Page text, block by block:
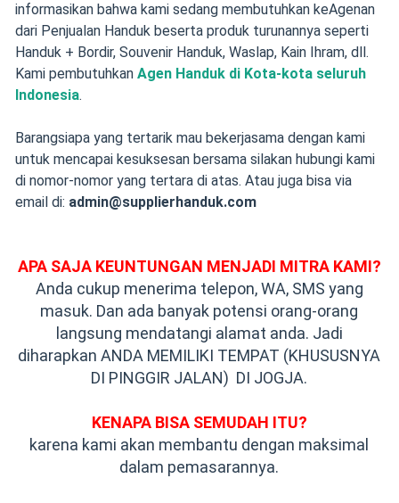
informasikan bahwa kami sedang membutuhkan keAgenan
dari Penjualan Handuk beserta produk turunannya seperti
Handuk + Bordir, Souvenir Handuk, Waslap, Kain Ihram, dll.
Kami pembutuhkan Agen Handuk di Kota-kota seluruh
Indonesia.
Barangsiapa yang tertarik mau bekerjasama dengan kami
untuk mencapai kesuksesan bersama silakan hubungi kami
di nomor-nomor yang tertara di atas. Atau juga bisa via
email di: admin@supplierhanduk.com
APA SAJA KEUNTUNGAN MENJADI MITRA KAMI?
Anda cukup menerima telepon, WA, SMS yang
masuk. Dan ada banyak potensi orang-orang
langsung mendatangi alamat anda. Jadi
diharapkan ANDA MEMILIKI TEMPAT (KHUSUSNYA
DI PINGGIR JALAN) DI JOGJA.
KENAPA BISA SEMUDAH ITU?
karena kami akan membantu dengan maksimal
dalam pemasarannya.